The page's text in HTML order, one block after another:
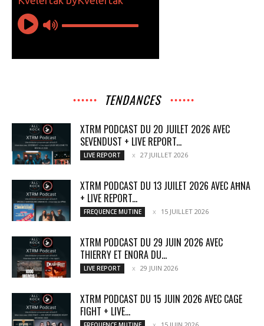
TENDANCES
XTRM PODCAST DU 20 JUILET 2026 AVEC
SEVENDUST + LIVE REPORT...
LIVE REPORT 27 JUILLET 2026
XTRM PODCAST DU 13 JUILET 2026 AVEC AĦNA
+ LIVE REPORT...
FREQUENCE MUTINE 15 JUILLET 2026
XTRM PODCAST DU 29 JUIN 2026 AVEC
THIERRY ET ENORA DU...
LIVE REPORT 29 JUIN 2026
XTRM PODCAST DU 15 JUIN 2026 AVEC CAGE
FIGHT + LIVE...